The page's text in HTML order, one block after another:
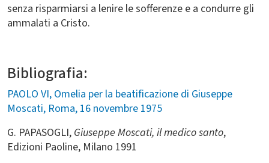
senza risparmiarsi a lenire le sofferenze e a condurre gli
ammalati a Cristo.
Bibliografia:
PAOLO VI, Omelia per la beatificazione di Giuseppe
Moscati, Roma, 16 novembre 1975
G. PAPASOGLI, Giuseppe Moscati, il medico santo,
Edizioni Paoline, Milano 1991